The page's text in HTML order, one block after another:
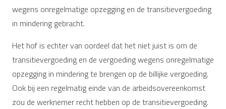
wegens onregelmatige opzegging en de transitievergoeding
in mindering gebracht.
Het hof is echter van oordeel dat het niet juist is om de
transitievergoeding en de vergoeding wegens onregelmatige
opzegging in mindering te brengen op de billijke vergoeding.
Ook bij een regelmatig einde van de arbeidsovereenkomst
zou de werknemer recht hebben op de transitievergoeding.